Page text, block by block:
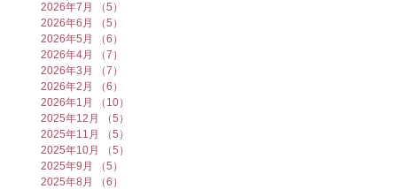
2026年7月
（5）
2026年6月
（5）
2026年5月
（6）
2026年4月
（7）
2026年3月
（7）
2026年2月
（6）
2026年1月
（10）
2025年12月
（5）
2025年11月
（5）
2025年10月
（5）
2025年9月
（5）
2025年8月
（6）